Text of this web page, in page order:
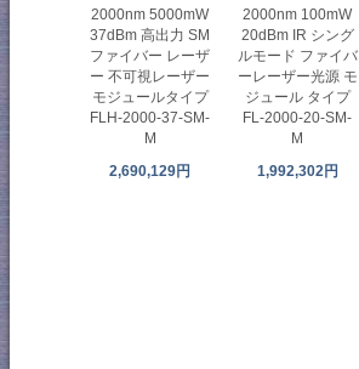
2000nm 5000mW
37dBm 高出力 SM
ファイバー レーザ
ー 不可視レーザー
モジュールタイプ
FLH-2000-37-SM-
M
2,690,129円
2000nm 100mW
20dBm IR シング
ルモード ファイバ
ーレーザー光源 モ
ジュール タイプ
FL-2000-20-SM-
M
1,992,302円